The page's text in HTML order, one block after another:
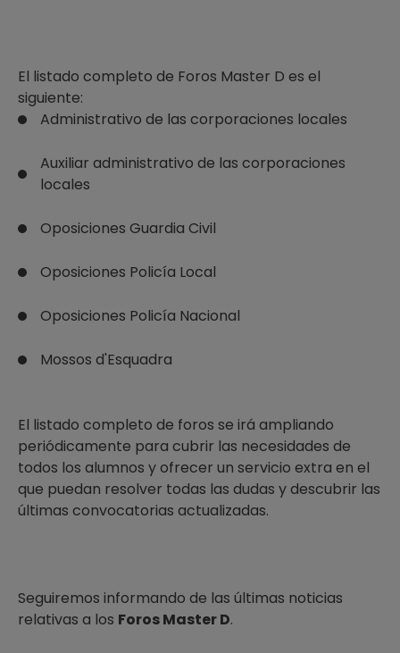
El listado completo de Foros Master D es el
siguiente:
Administrativo de las corporaciones locales
Auxiliar administrativo de las corporaciones
locales
Oposiciones Guardia Civil
Oposiciones Policía Local
Oposiciones Policía Nacional
Mossos d'Esquadra
El listado completo de foros se irá ampliando
periódicamente para cubrir las necesidades de
todos los alumnos y ofrecer un servicio extra en el
que puedan resolver todas las dudas y descubrir las
últimas convocatorias actualizadas.
Seguiremos informando de las últimas noticias
relativas a los Foros Master D.